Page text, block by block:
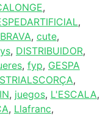
,
,
, cute,
, DISTRIBUIDOR,
, fyp, GESPA
,
, juegos, L'ESCALA,
, Llafranc,